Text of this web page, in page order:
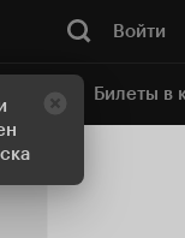
Войти
Билеты в